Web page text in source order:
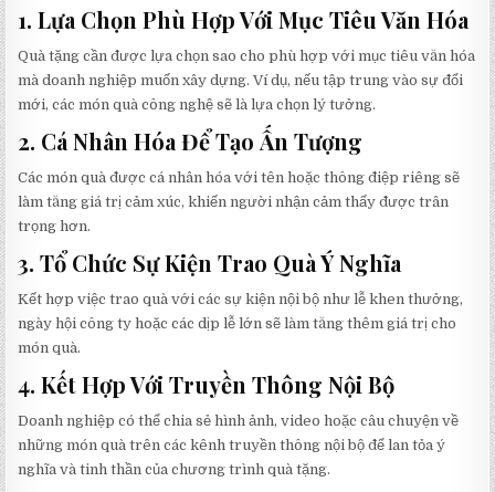
1.Lựa Chọn Phù Hợp Với Mục Tiêu Văn Hóa
Quà tặng cần được lựa chọn sao cho phù hợp với mục tiêu văn hóa
mà doanh nghiệp muốn xây dựng. Ví dụ, nếu tập trung vào sự đổi
mới, các món quà công nghệ sẽ là lựa chọn lý tưởng.
2. Cá Nhân Hóa Để Tạo Ấn Tượng
Các món quà được cá nhân hóa với tên hoặc thông điệp riêng sẽ
làm tăng giá trị cảm xúc, khiến người nhận cảm thấy được trân
trọng hơn.
3.Tổ Chức Sự Kiện Trao Quà Ý Nghĩa
Kết hợp việc trao quà với các sự kiện nội bộ như lễ khen thưởng,
ngày hội công ty hoặc các dịp lễ lớn sẽ làm tăng thêm giá trị cho
món quà.
4.Kết Hợp Với Truyền Thông Nội Bộ
Doanh nghiệp có thể chia sẻ hình ảnh, video hoặc câu chuyện về
những món quà trên các kênh truyền thông nội bộ để lan tỏa ý
nghĩa và tinh thần của chương trình quà tặng.